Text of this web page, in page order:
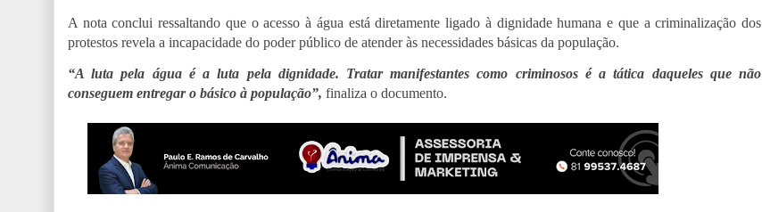
A nota conclui ressaltando que o acesso à água está diretamente ligado à dignidade humana e que a criminalização dos
protestos revela a incapacidade do poder público de atender às necessidades básicas da população.
“A luta pela água é a luta pela dignidade. Tratar manifestantes como criminosos é a tática daqueles que não
conseguem entregar o básico à população”, finaliza o documento.